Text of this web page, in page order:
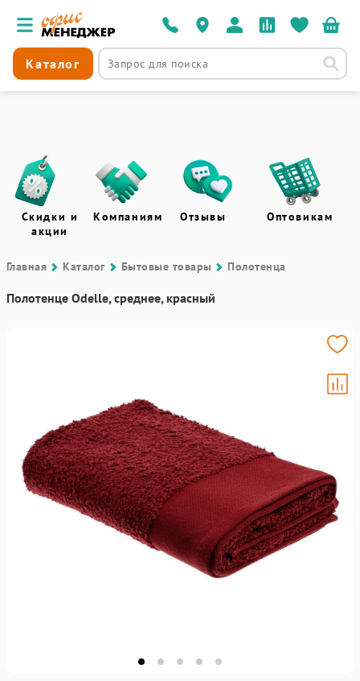
Каталог
Скидки и
акции
Компаниям Отзывы Оптовикам
Главная Каталог Бытовые товары Полотенца
Полотенце Odelle, среднее, красный